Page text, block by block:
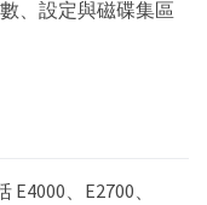
、設定與磁碟集區
、E2700、